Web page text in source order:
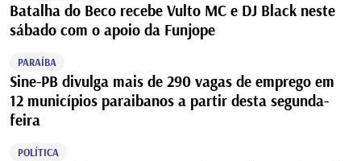
Batalha do Beco recebe Vulto MC e DJ Black neste
sábado com o apoio da Funjope
PARAÍBA
Sine-PB divulga mais de 290 vagas de emprego em
12 municípios paraibanos a partir desta segunda-
feira
POLÍTICA